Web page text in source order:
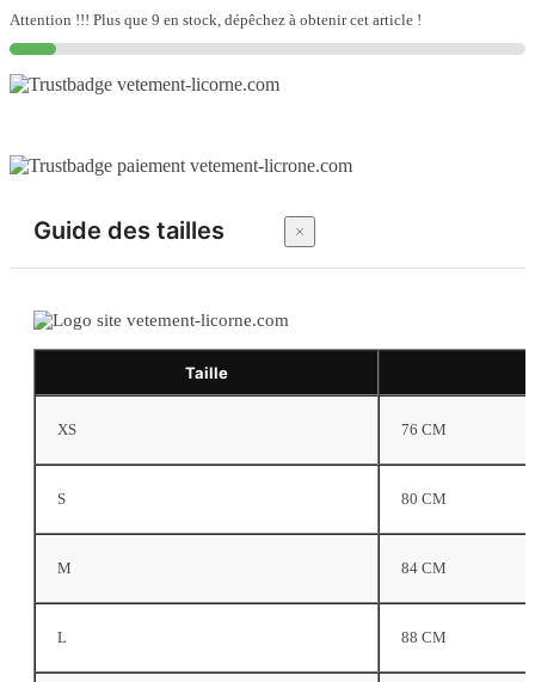
pour
le
Attention !!! Plus que 9 en stock, dépêchez à obtenir cet article !
Guide des tailles
Taille
XS 76 CM
S 80 CM
M 84 CM
L 88 CM